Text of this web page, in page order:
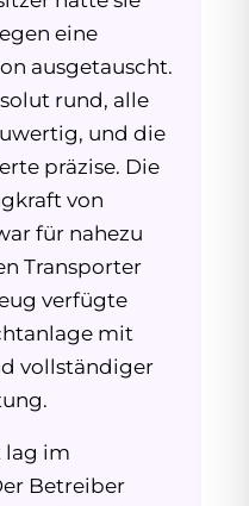
eine
ausgetauscht.
rund, alle
und die
präzise. Die
von
für nahezu
Transporter
verfügte
mit
vollständiger
lag im
Betreiber